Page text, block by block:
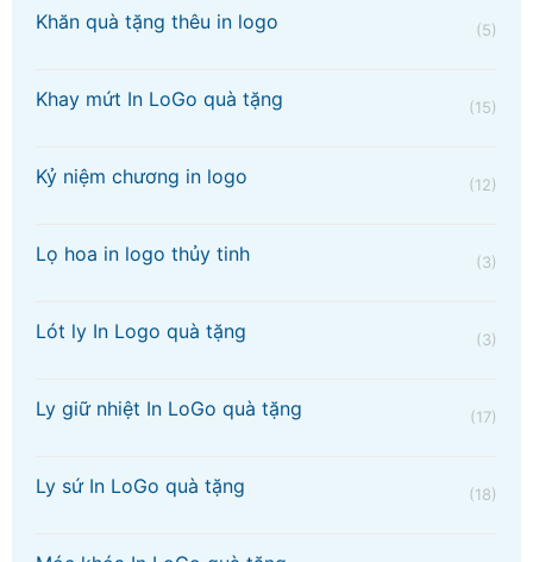
Khăn quà tặng thêu in logo (5)
Khay mứt In LoGo quà tặng (15)
Kỷ niệm chương in logo (12)
Lọ hoa in logo thủy tinh (3)
Lót ly In Logo quà tặng (3)
Ly giữ nhiệt In LoGo quà tặng (17)
Ly sứ In LoGo quà tặng (18)